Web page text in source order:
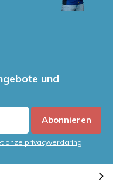
und
Abonnieren
onze privacyverklaring